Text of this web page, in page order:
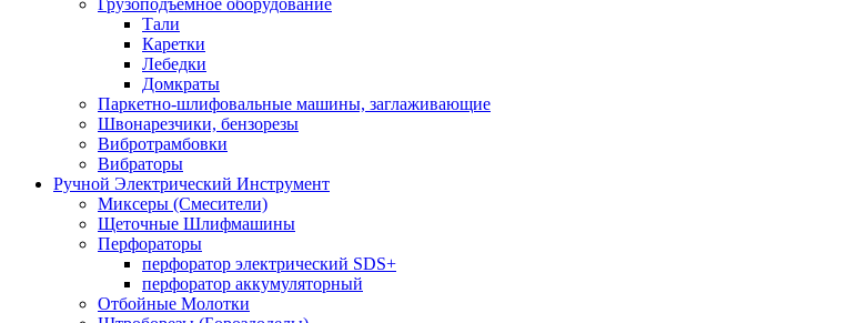
Грузоподъемное оборудование
Тали
Каретки
Лебедки
Домкраты
Паркетно-шлифовальные машины, заглаживающие
Швонарезчики, бензорезы
Вибротрамбовки
Вибраторы
Ручной Электрический Инструмент
Миксеры (Смесители)
Щеточные Шлифмашины
Перфораторы
перфоратор электрический SDS+
перфоратор аккумуляторный
Отбойные Молотки